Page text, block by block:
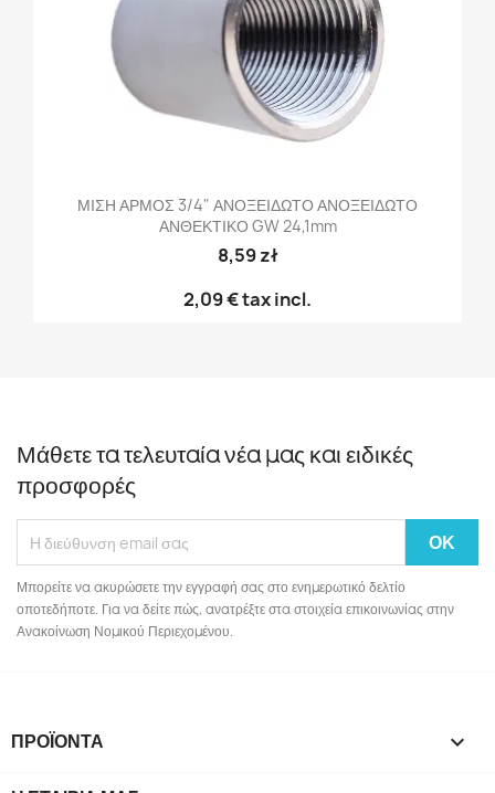
ΜΙΣΗ ΑΡΜΟΣ 3/4" ΑΝΟΞΕΙΔΩΤΟ ΑΝΟΞΕΙΔΩΤΟ
ΑΝΘΕΚΤΙΚΟ GW 24,1mm
8,59 zł
2,09 €tax incl.
Μάθετε τα τελευταία νέα μας και ειδικές
προσφορές
Μπορείτε να ακυρώσετε την εγγραφή σας στο ενημερωτικό δελτίο
οποτεδήποτε. Για να δείτε πώς, ανατρέξτε στα στοιχεία επικοινωνίας στην
Ανακοίνωση Νομικού Περιεχομένου.
ΠΡΟΪΌΝΤΑ 